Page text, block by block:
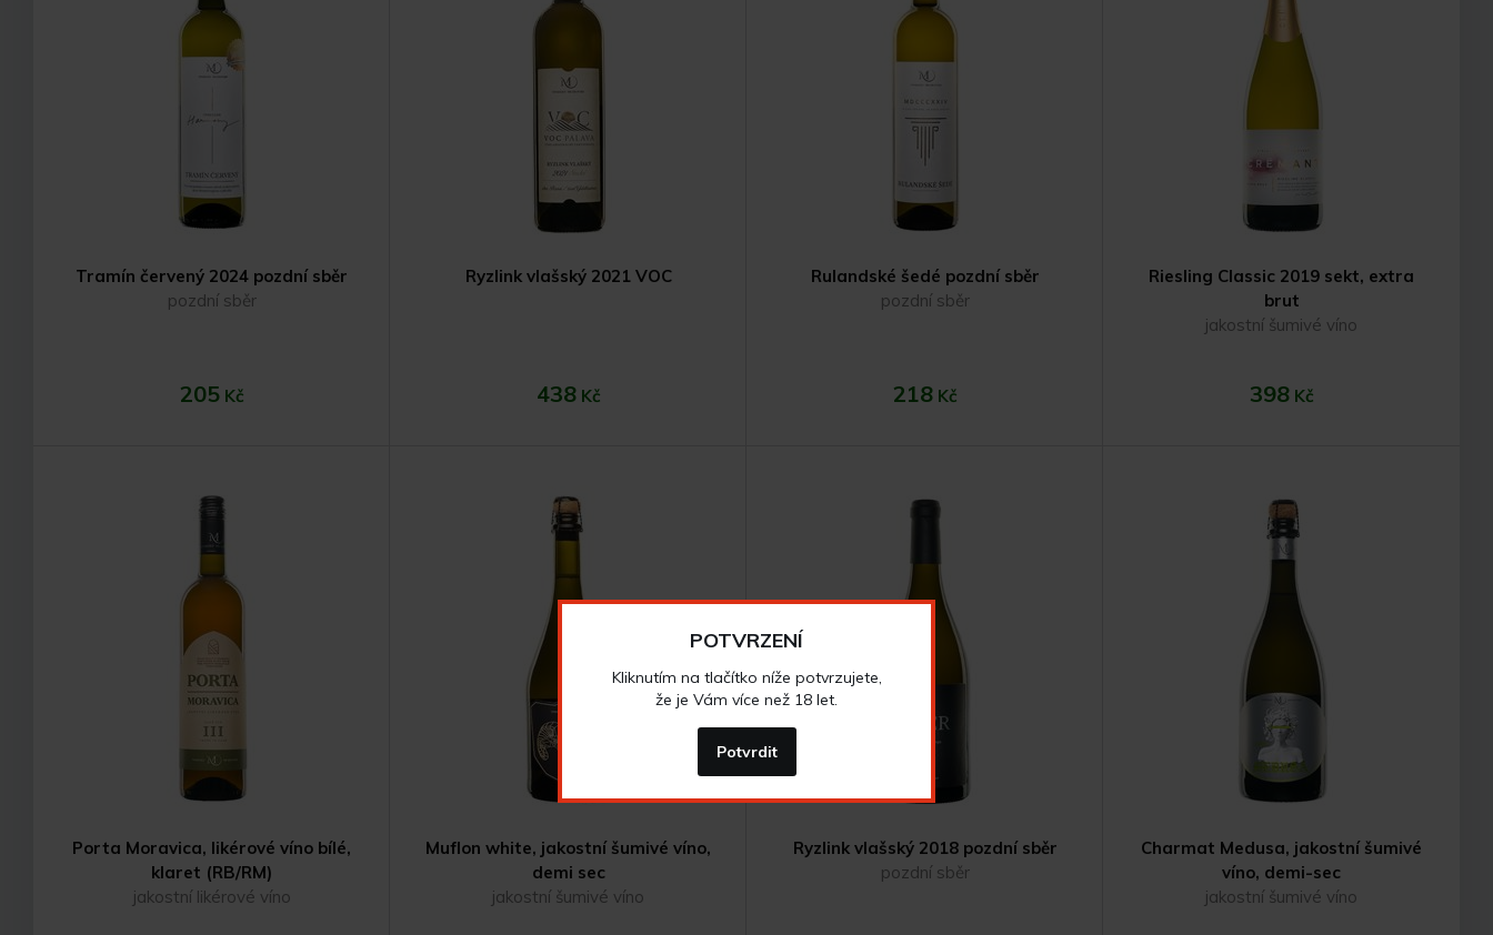
Tramín červený 2024 pozdní sběr
pozdní sběr
205 Kč
Ryzlink vlašský 2021 VOC
438 Kč
Rulandské šedé pozdní sběr
pozdní sběr
218 Kč
Do košíku
Riesling Classic 2019 sekt, extra
brut
jakostní šumivé víno
398 Kč
Do košíku
Porta Moravica, likérové víno bílé,
klaret (RB/RM)
jakostní likérové víno
Muflon white, jakostní šumivé víno,
demi sec
jakostní šumivé víno
Ryzlink vlašský 2018 pozdní sběr
pozdní sběr
Charmat Medusa, jakostní šumivé
víno, demi-sec
jakostní šumivé víno
POTVRZENÍ
Kliknutím na tlačítko níže potvrzujete,
že je Vám více než 18 let.
Potvrdit